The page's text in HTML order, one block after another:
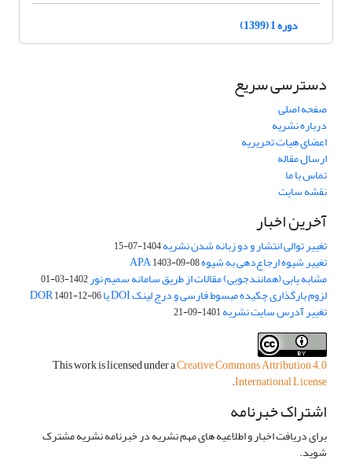
دوره 1 (1399)
دسترسی سریع
صفحه اصلی
درباره نشریه
اعضای هیات تحریریه
ارسال مقاله
تماس با ما
نقشه سایت
آخرین اخبار
تغییر توالی انتشار و دو زبانه شدن نشریه1404-07-15
تغییر شیوه ارجاع‌دهی به شیوه APA1403-09-08
مشابه یابی (همانندجویی) مقالات از طریق سامانه سمیم نور1402-03-01
لزوم بارگذاری چکیده مبسوط فارسی و درج لینک DOI یا DOR 1401-12-06
تغییر آدرس سایت نشریه1401-09-21
This work is licensed under aCreative Commons Attribution 4.0
International License
.
اشتراک خبرنامه
برای دریافت اخبار و اطلاعیه های مهم نشریه در خبرنامه نشریه مشترک
شوید.